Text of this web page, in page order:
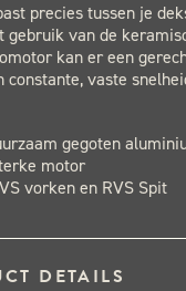
precies tussen je
gebruik van de
kan er een
constante, vaste
gegoten
motor
vorken en RVS Spit
DETAILS